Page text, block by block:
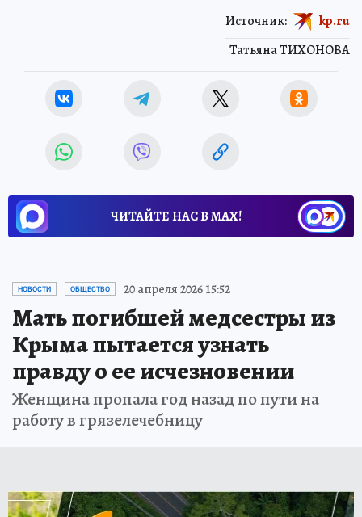
Татьяна ТИХОНОВА
Источник: kp.ru
ЧИТАЙТЕ НАС В МАХ!
НОВОСТИ ОБЩЕСТВО 20 апреля 2026 15:52
Мать погибшей медсестры из
Крыма пытается узнать
правду о ее исчезновении
Женщина пропала год назад по пути на
работу в грязелечебницу